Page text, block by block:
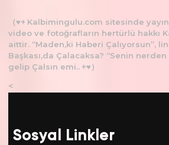
（♥￫ Kalbimingulu.com sitesinde
video ve fotoğrafların hertürlü hakkı
aittir. “Maden,ki Haberi Çalıyorsun”,
Başkası,da Çalacaksa? “Senin nerden
gelip Çalsın emi.. ￩♥）
<
Sosyal Linkler